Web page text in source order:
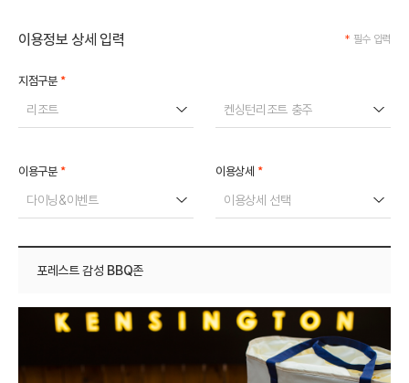
이용정보 상세 입력 * 필수 입력
지점구분 *
리조트 켄싱턴리조트 충주
이용구분 *
다이닝&이벤트
이용상세 *
이용상세 선택
포레스트 감성 BBQ존